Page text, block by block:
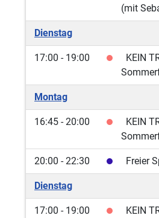
(mit
Dienstag
17:00 - 19:00
KEIN
Montag
16:45 - 20:00
KEIN
20:00 - 22:30 Freier
Dienstag
17:00 - 19:00
KEIN